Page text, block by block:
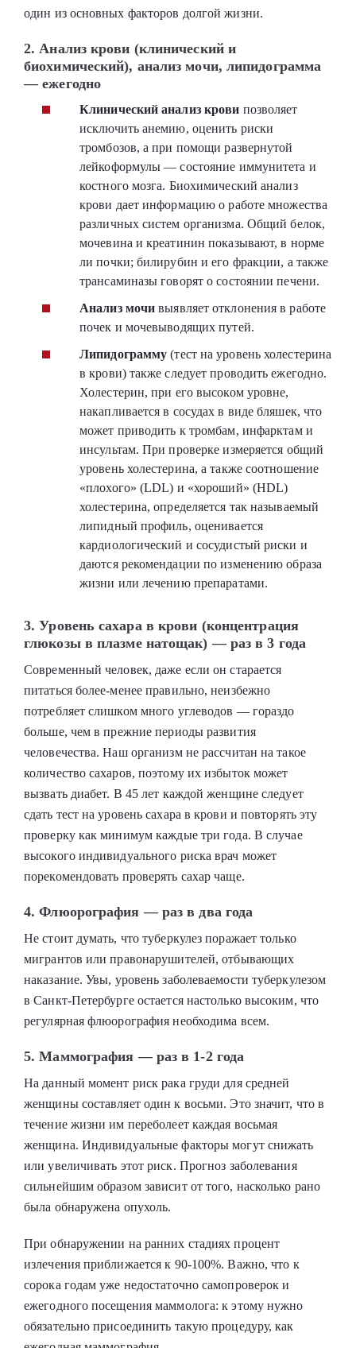
один из основных факторов долгой жизни.
2. Анализ крови (клинический и
биохимический), анализ мочи, липидограмма
— ежегодно
Клинический анализ крови позволяет
исключить анемию, оценить риски
тромбозов, а при помощи развернутой
лейкоформулы — состояние иммунитета и
костного мозга. Биохимический анализ
крови дает информацию о работе множества
различных систем организма. Общий белок,
мочевина и креатинин показывают, в норме
ли почки; билирубин и его фракции, а также
трансаминазы говорят о состоянии печени.
Анализ мочи выявляет отклонения в работе
почек и мочевыводящих путей.
Липидограмму (тест на уровень холестерина
в крови) также следует проводить ежегодно.
Холестерин, при его высоком уровне,
накапливается в сосудах в виде бляшек, что
может приводить к тромбам, инфарктам и
инсультам. При проверке измеряется общий
уровень холестерина, а также соотношение
«плохого» (LDL) и «хороший» (HDL)
холестерина, определяется так называемый
липидный профиль, оценивается
кардиологический и сосудистый риски и
даются рекомендации по изменению образа
жизни или лечению препаратами.
3. Уровень сахара в крови (концентрация
глюкозы в плазме натощак) — раз в 3 года
Современный человек, даже если он старается
питаться более-менее правильно, неизбежно
потребляет слишком много углеводов — гораздо
больше, чем в прежние периоды развития
человечества. Наш организм не рассчитан на такое
количество сахаров, поэтому их избыток может
вызвать диабет. В 45 лет каждой женщине следует
сдать тест на уровень сахара в крови и повторять эту
проверку как минимум каждые три года. В случае
высокого индивидуального риска врач может
порекомендовать проверять сахар чаще.
4. Флюорография — раз в два года
Не стоит думать, что туберкулез поражает только
мигрантов или правонарушителей, отбывающих
наказание. Увы, уровень заболеваемости туберкулезом
в Санкт-Петербурге остается настолько высоким, что
регулярная флюорография необходима всем.
5. Маммография — раз в 1-2 года
На данный момент риск рака груди для средней
женщины составляет один к восьми. Это значит, что в
течение жизни им переболеет каждая восьмая
женщина. Индивидуальные факторы могут снижать
или увеличивать этот риск. Прогноз заболевания
сильнейшим образом зависит от того, насколько рано
была обнаружена опухоль.
При обнаружении на ранних стадиях процент
излечения приближается к 90-100%. Важно, что к
сорока годам уже недостаточно самопроверок и
ежегодного посещения маммолога: к этому нужно
обязательно присоединить такую процедуру, как